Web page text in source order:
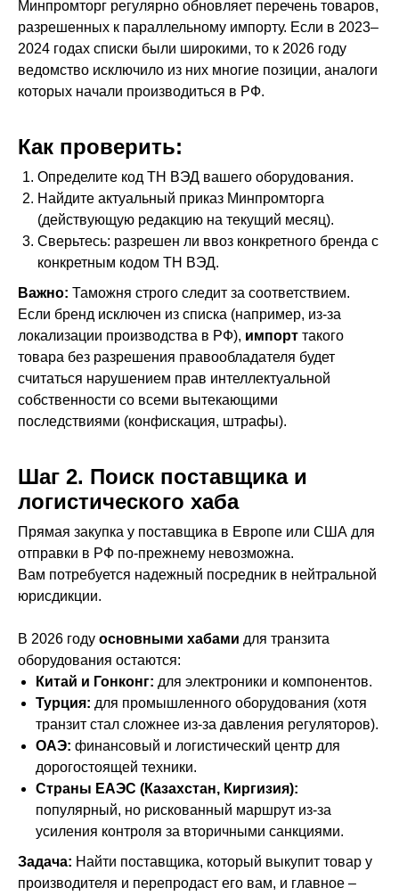
Минпромторг регулярно обновляет перечень товаров,
разрешенных к параллельному импорту. Если в 2023–
2024 годах списки были широкими, то к 2026 году
ведомство исключило из них многие позиции, аналоги
которых начали производиться в РФ.
Как проверить:
Определите код ТН ВЭД вашего оборудования.
Найдите актуальный приказ Минпромторга
(действующую редакцию на текущий месяц).
Сверьтесь: разрешен ли ввоз конкретного бренда с
конкретным кодом ТН ВЭД.
Важно: Таможня строго следит за соответствием.
Если бренд исключен из списка (например, из-за
локализации производства в РФ), импорт такого
товара без разрешения правообладателя будет
считаться нарушением прав интеллектуальной
собственности со всеми вытекающими
последствиями (конфискация, штрафы).
Шаг 2. Поиск поставщика и
логистического хаба
Прямая закупка у поставщика в Европе или США для
отправки в РФ по-прежнему невозможна.
Вам потребуется надежный посредник в нейтральной
юрисдикции.
В 2026 году основными хабами для транзита
оборудования остаются:
Китай и Гонконг: для электроники и компонентов.
Турция: для промышленного оборудования (хотя
транзит стал сложнее из-за давления регуляторов).
ОАЭ: финансовый и логистический центр для
дорогостоящей техники.
Страны ЕАЭС (Казахстан, Киргизия):
популярный, но рискованный маршрут из-за
усиления контроля за вторичными санкциями.
Задача: Найти поставщика, который выкупит товар у
производителя и перепродаст его вам, и главное –